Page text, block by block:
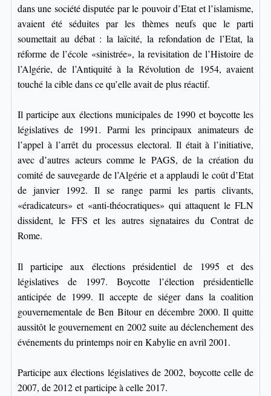
dans une société disputée par le pouvoir d’Etat et l’islamisme,
avaient été séduites par les thèmes neufs que le parti
soumettait au débat : la laïcité, la refondation de l’Etat, la
réforme de l’école «sinistrée», la revisitation de l’Histoire de
l’Algérie, de l’Antiquité à la Révolution de 1954, avaient
touché la cible dans ce qu’elle avait de plus réactif.
Il participe aux élections municipales de 1990 et boycotte les
législatives de 1991. Parmi les principaux animateurs de
l’appel à l’arrêt du processus electoral. Il était à l’initiative,
avec d’autres acteurs comme le PAGS, de la création du
comité de sauvegarde de l’Algérie et a applaudi le coût d’Etat
de janvier 1992. Il se range parmi les partis clivants,
«éradicateurs» et «anti-théocratiques» qui attaquent le FLN
dissident, le FFS et les autres signataires du Contrat de
Rome.
Il participe aux élections présidentiel de 1995 et des
législatives de 1997. Boycotte l’élection présidentielle
anticipée de 1999. Il accepte de siéger dans la coalition
gouvernementale de Ben Bitour en décembre 2000. Il quitte
aussitôt le gouvernement en 2002 suite au déclenchement des
événements du printemps noir en Kabylie en avril 2001.
Participe aux élections législatives de 2002, boycotte celle de
2007, de 2012 et participe à celle 2017.